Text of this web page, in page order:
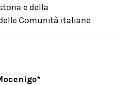
e della
Comunità italiane